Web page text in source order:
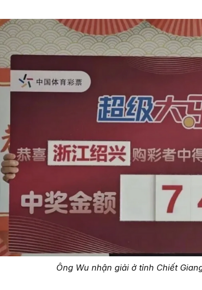
Ông Wu nhận giải ở tỉnh Chiết